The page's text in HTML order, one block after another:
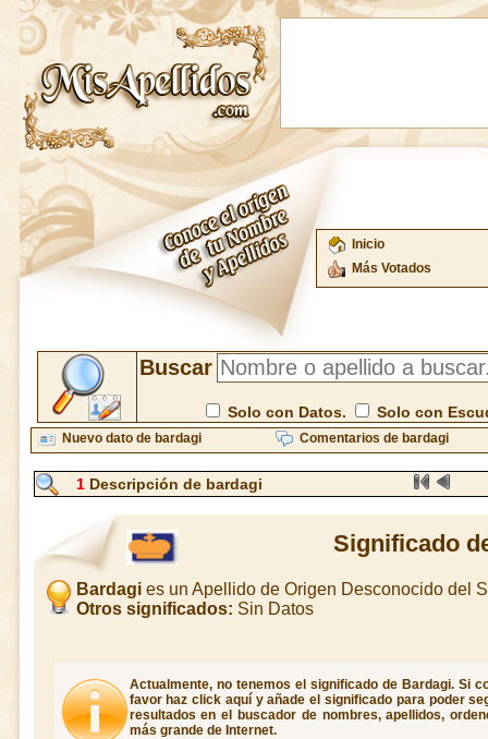
Inicio
Más Votados
Buscar
Solo con Datos. Solo con
Nuevo dato de bardagi Comentarios de bardagi
1 Descripción de bardagi
Significado
Bardagies un Apellido de Origen Desconocido del
Otros significados: Sin Datos
Actualmente, no tenemos el significado de Bardagi. Si
favor haz click aquí y añade el significado para poder
resultados en el buscador de nombres, apellidos,
más grande de Internet.